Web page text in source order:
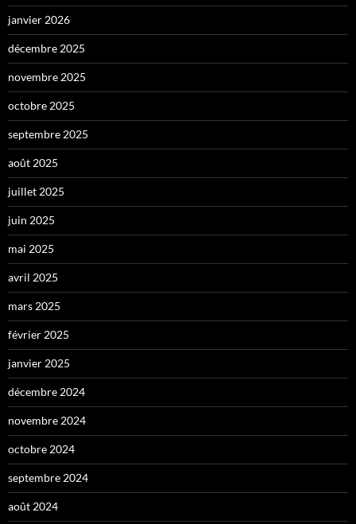
janvier 2026
décembre 2025
novembre 2025
octobre 2025
septembre 2025
août 2025
juillet 2025
juin 2025
mai 2025
avril 2025
mars 2025
février 2025
janvier 2025
décembre 2024
novembre 2024
octobre 2024
septembre 2024
août 2024